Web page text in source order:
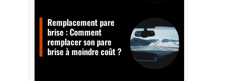
Remplacement pare
brise : Comment
remplacer son pare
brise à moindre coût ?